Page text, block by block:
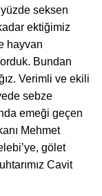
seksen
ektiğimiz
hayvan
Bundan
Verimli ve ekili
sebze
emeği geçen
Mehmet
gölet
Cavit